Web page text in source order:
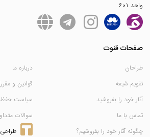
واحد 601
صفحات قنوت
طراحان
تقویم شیعه
آثار خود را بفروشید
تماس با ما
چگونه آثار خود را بفروشیم؟
درباره ما
قوانین و
سیاست
سوالات